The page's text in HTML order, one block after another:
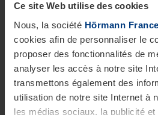
Ce site Web utilise des cookies
Nous, la société Hörmann
cookies afin de personnaliser le
proposer des fonctionnalités de
analyser les accès à notre site
transmettons également des
utilisation de notre site Internet à
les médias sociaux, la publicité et